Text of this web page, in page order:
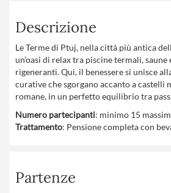
Descrizione
Le Terme di Ptuj, nella città più antica
un’oasi di relax tra piscine termali,
rigeneranti. Qui, il benessere si unisce
curative che sgorgano accanto a castelli
romane, in un perfetto equilibrio tra
Numero partecipanti: minimo 15
Trattamento: Pensione completa con
Partenze